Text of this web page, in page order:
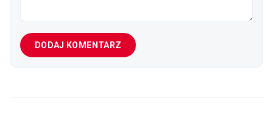
DODAJ KOMENTARZ